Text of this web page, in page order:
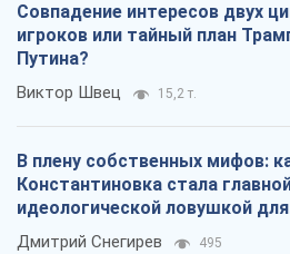
Совпадение интересов двух
игроков или тайный план
Путина?
Виктор Швец 15,2 т.
В плену собственных мифов:
Константиновка стала
идеологической ловушкой для
российских оккупантов
Дмитрий Снегирев 495